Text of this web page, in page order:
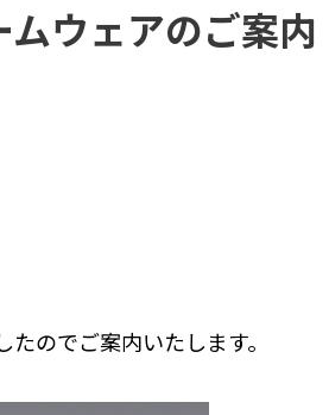
VELOGARAGE】 自転車用品
ムウェアのご案内
のでご案内いたします。